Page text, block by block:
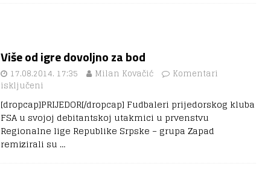
Više od igre dovoljno za bod
17.08.2014. 17:35 Milan Kovačić
Komentari
isključeni
[dropcap]PRIJEDOR[/dropcap] Fudbaleri prijedorskog kluba
FSA u svojoj debitantskoj utakmici u prvenstvu
Regionalne lige Republike Srpske – grupa Zapad
remizirali su …